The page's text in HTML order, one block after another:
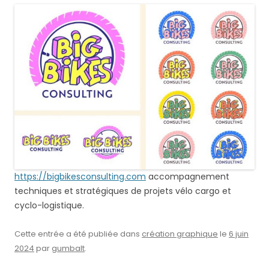
https://bigbikesconsulting.com accompagnement
techniques et stratégiques de projets vélo cargo et
cyclo-logistique.
Cette entrée a été publiée dans création graphique le 6 juin
2024 par gumbalt.